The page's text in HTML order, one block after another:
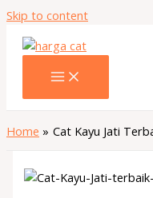
Skip to content
Home Cat Kayu Jati